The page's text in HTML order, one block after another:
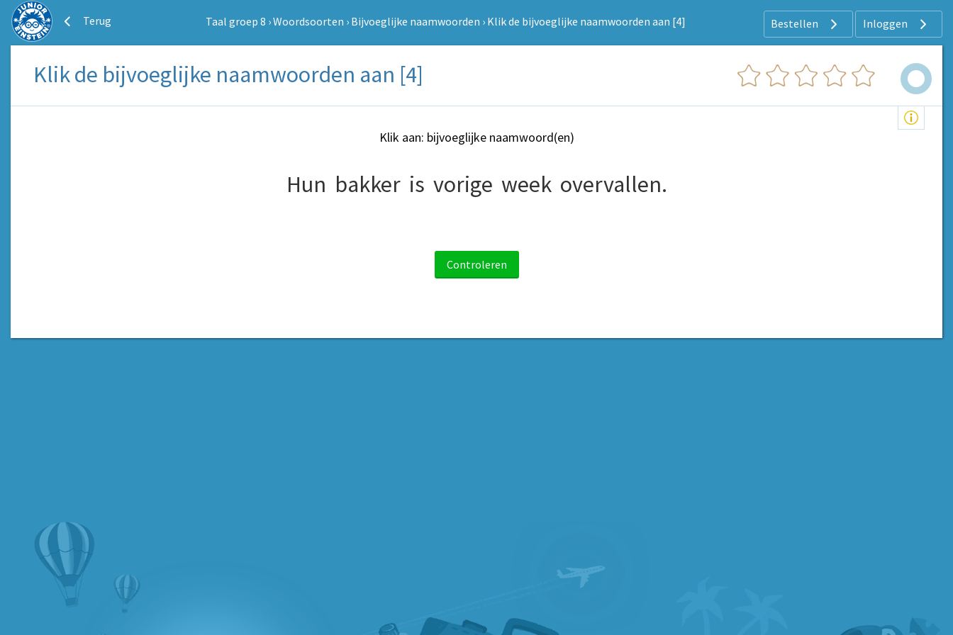
Terug Taal groep 8 ›Woordsoorten › Bijvoeglijke naamwoorden › Klik de bijvoeglijke naamwoorden aan [4] Bestellen Inloggen
Klik de bijvoeglijke naamwoorden aan [4]
Klik aan: bijvoeglijke naamwoord(en)
Hun bakker is vorige week overvallen.